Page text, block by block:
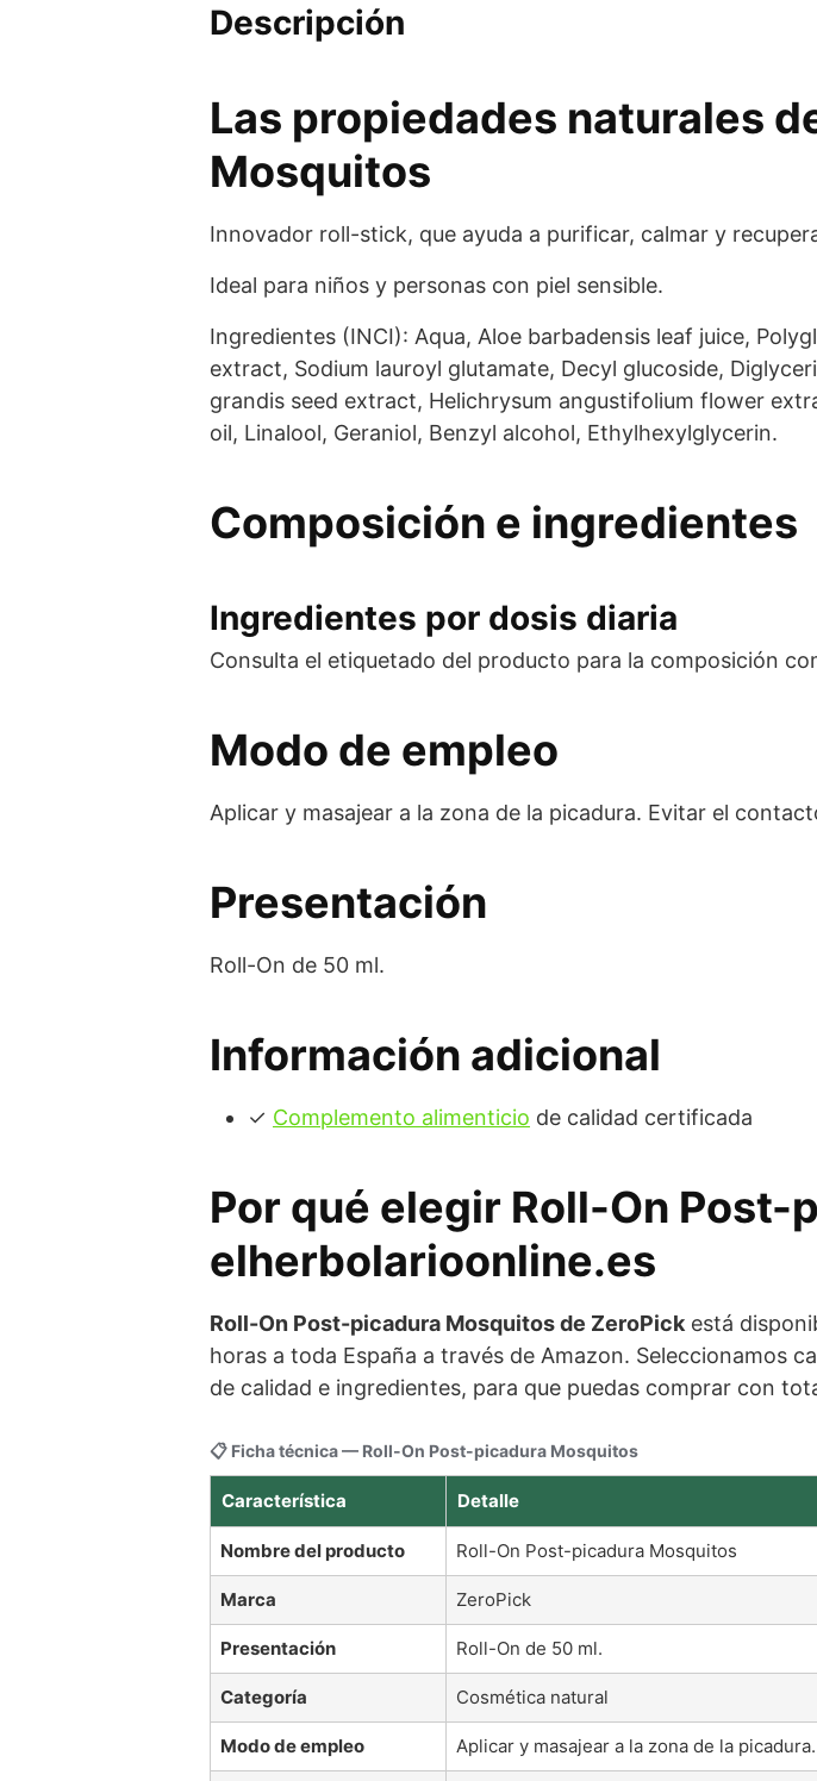
Descripción
Las propiedades naturales
Mosquitos
Innovador roll-stick, que ayuda a purificar, calmar y
Ideal para niños y personas con piel sensible.
Ingredientes (INCI): Aqua, Aloe barbadensis leaf juice,
extract, Sodium lauroyl glutamate, Decyl glucoside,
grandis seed extract, Helichrysum angustifolium flower
oil, Linalool, Geraniol, Benzyl alcohol, Ethylhexylglycerin.
Composición e ingredientes
Ingredientes por dosis diaria
Consulta el etiquetado del producto para la composición
Modo de empleo
Aplicar y masajear a la zona de la picadura. Evitar el
Presentación
Roll-On de 50 ml.
Información adicional
✓ Complemento alimenticio de calidad certificada
Por qué elegir Roll-On
elherbolarioonline.es
Roll-On Post-picadura Mosquitos de ZeroPick está
horas a toda España a través de Amazon. Seleccionamos
de calidad e ingredientes, para que puedas comprar con
📋 Ficha técnica — Roll-On Post-picadura Mosquitos
Característica Detalle
Nombre del producto Roll-On Post-picadura Mosquitos
Marca ZeroPick
Presentación Roll-On de 50 ml.
Categoría Cosmética natural
Modo de empleo Aplicar y masajear a la zona de la